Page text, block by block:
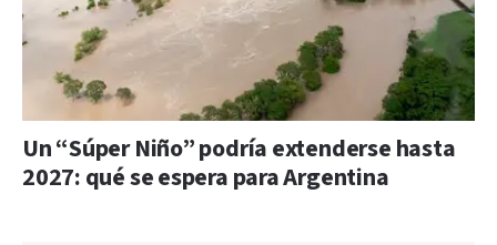
Un “Súper Niño” podría extenderse hasta
2027: qué se espera para Argentina